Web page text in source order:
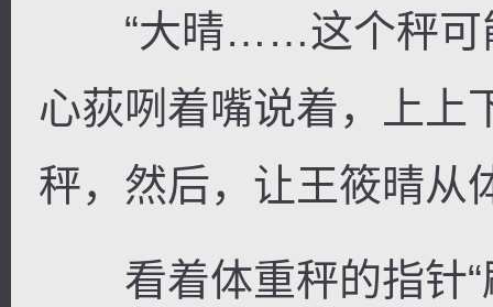
“大晴……这个秤可
心荻咧着嘴说着，上上
秤，然后，让王筱晴从
看着体重秤的指针“